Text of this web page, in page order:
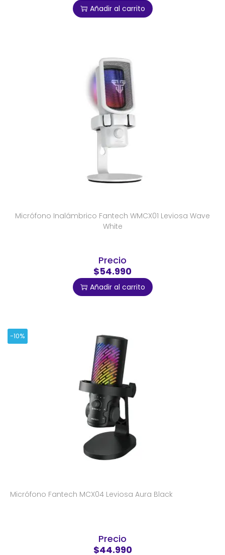
Añadir al carrito
Micrófono Inalámbrico Fantech WMCX01 Leviosa Wave
White
Precio
$54.990
Añadir al carrito
-10%
Micrófono Fantech MCX04 Leviosa Aura Black
Precio
$44.990